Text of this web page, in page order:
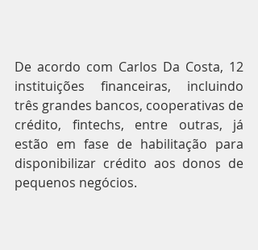
De acordo com Carlos Da Costa, 12
instituições financeiras, incluindo
três grandes bancos, cooperativas de
crédito, fintechs, entre outras, já
estão em fase de habilitação para
disponibilizar crédito aos donos de
pequenos negócios.